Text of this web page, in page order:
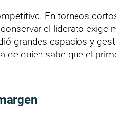
En torneos
el liderato exige
grandes espacios y
de quien sabe que el